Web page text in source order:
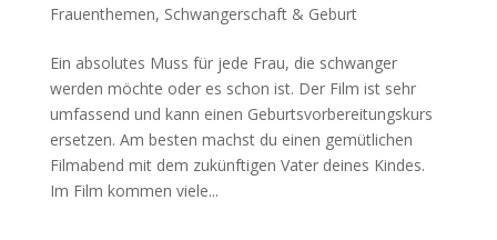
Frauenthemen, Schwangerschaft & Geburt
Ein absolutes Muss für jede Frau, die schwanger
werden möchte oder es schon ist. Der Film ist sehr
umfassend und kann einen Geburtsvorbereitungskurs
ersetzen. Am besten machst du einen gemütlichen
Filmabend mit dem zukünftigen Vater deines Kindes.
Im Film kommen viele...